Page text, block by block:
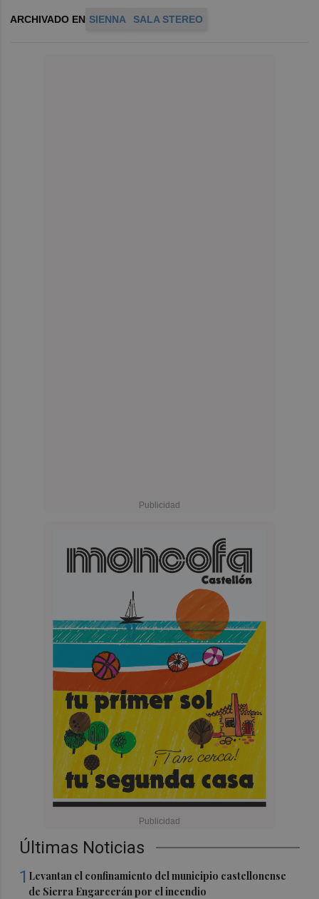
Últimas Noticias
1 Levantan el confinamiento del municipio castellonense
de Sierra Engarcerán por el incendio
ARCHIVADO EN SIENNA SALA STEREO